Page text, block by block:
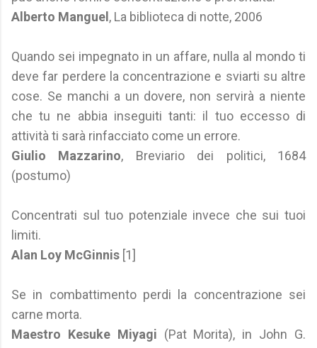
Alberto Manguel , La biblioteca di notte, 2006
Quando sei impegnato in un affare, nulla al mondo ti
deve far perdere la concentrazione e sviarti su altre
cose. Se manchi a un dovere, non servirà a niente
che tu ne abbia inseguiti tanti: il tuo eccesso di
attività ti sarà rinfacciato come un errore.
Giulio Mazzarino, Breviario dei politici, 1684
(postumo)
Concentrati sul tuo potenziale invece che sui tuoi
limiti.
Alan Loy McGinnis [1]
Se in combattimento perdi la concentrazione sei
carne morta.
Maestro Kesuke Miyagi (Pat Morita), in John G.